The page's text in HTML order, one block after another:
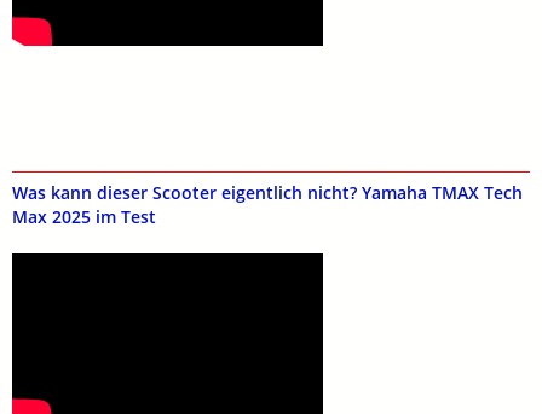
Was kann dieser Scooter eigentlich nicht? Yamaha TMAX Tech
Max 2025 im Test